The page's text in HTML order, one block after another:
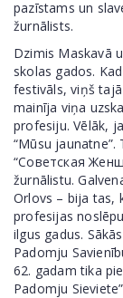
pazīstams un
žurnālists.
Dzimis Maskavā
skolas gados.
festivāls, viņš
mainīja viņa
profesiju. Vēlāk,
“Mūsu
“Советская
žurnālistu.
Orlovs – bija tas,
profesijas
ilgus gadus.
Padomju
62. gadam tika
Padomju